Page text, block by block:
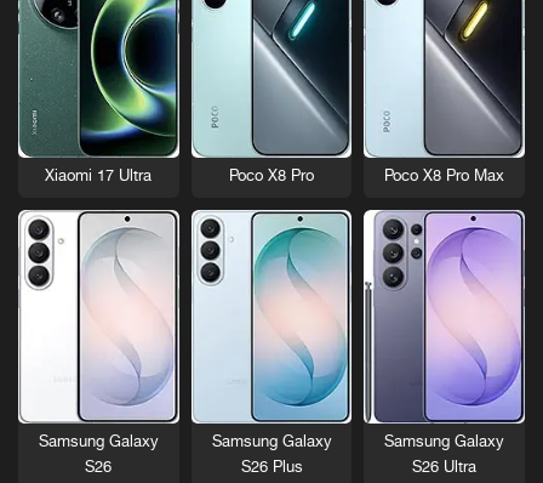
Poco X8 Pro Max
Poco X8 Pro
Xiaomi 17 Ultra
Samsung Galaxy
S26 Ultra
Samsung Galaxy
S26 Plus
Samsung Galaxy
S26